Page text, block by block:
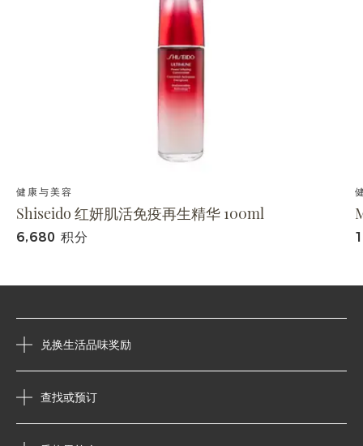
健康与美容
Shiseido 红妍肌活免疫再生精华 100ml
6,680 积分
兑换生活品味奖励
查找或预订